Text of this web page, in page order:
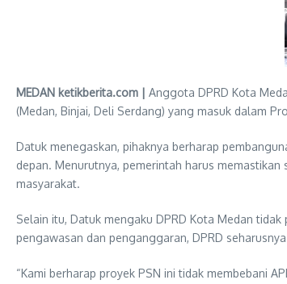
MEDAN ketikberita.com | Anggota DPRD Kota
(Medan, Binjai, Deli Serdang) yang masuk dalam
Datuk menegaskan, pihaknya berharap
depan. Menurutnya, pemerintah harus
masyarakat.
Selain itu, Datuk mengaku DPRD Kota Medan
pengawasan dan penganggaran, DPRD
“Kami berharap proyek PSN ini tidak membebani